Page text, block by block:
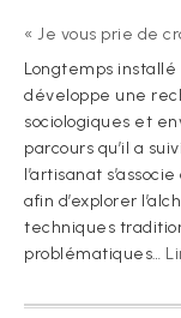
« Je vous prie de
Longtemps
développe une
sociologiques et
parcours qu’il a
l’artisanat
afin d’explorer
techniques
problématiques…